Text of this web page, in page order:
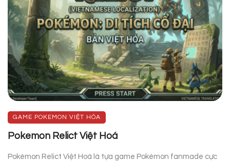
GAME POKEMON VIỆT HÓA
Pokemon Relict Việt Hoá
Pokémon Relict Việt Hoá là tựa game Pokémon fanmade cực